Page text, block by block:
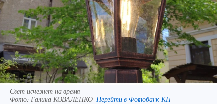
Свет исчезнет на время
Фото: Галина КОВАЛЕНКО. Перейти в Фотобанк КП